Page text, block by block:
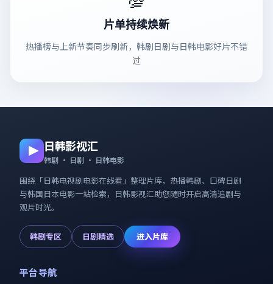
片单持续焕新
热播榜与上新节奏同步刷新，韩剧日剧与日韩电影好片不错
过
日韩影视汇
韩剧 · 日剧 · 日韩电影
围绕「日韩电视剧电影在线看 」整理片库，热播韩剧、口碑日剧
与韩国日本电影一站检索， 日韩影视汇助您随时开启高清追剧与
观片时光。
韩剧专区 日剧精选 进入片库
平台导航